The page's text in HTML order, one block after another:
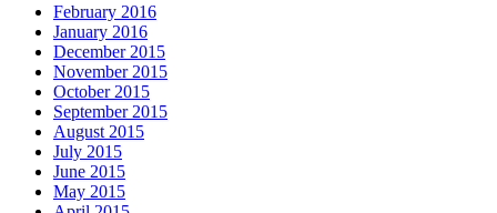
February 2016
January 2016
December 2015
November 2015
October 2015
September 2015
August 2015
July 2015
June 2015
May 2015